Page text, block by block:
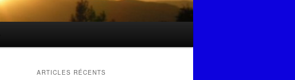
ARTICLES RÉCENTS